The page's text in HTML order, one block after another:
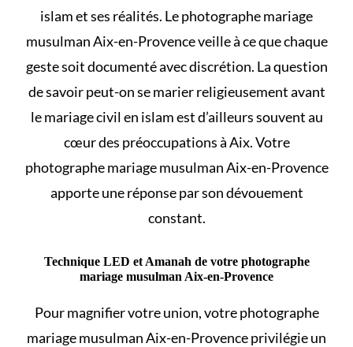
islam et ses réalités. Le photographe mariage
musulman Aix-en-Provence veille à ce que chaque
geste soit documenté avec discrétion. La question
de savoirpeut-on se marier religieusement avant
le mariage civil en islamest d’ailleurs souvent au
cœur des préoccupations à Aix. Votre
photographe mariage musulman Aix-en-Provence
apporte une réponse par son dévouement
constant.
Technique LED et Amanah de votre photographe
mariage musulman Aix-en-Provence
Pour magnifier votre union, votre photographe
mariage musulman Aix-en-Provence privilégie un